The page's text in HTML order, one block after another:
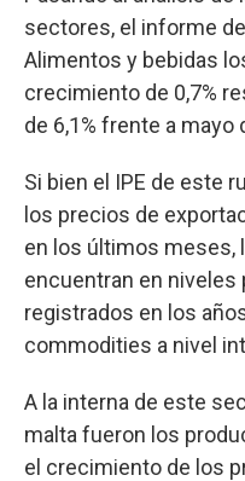
sectores, el informe
Alimentos y bebidas
crecimiento de 0,7%
de 6,1% frente a mayo
Si bien el IPE de este
los precios de
en los últimos meses,
encuentran en niveles
registrados en los
commodities a nivel
A la interna de este
malta fueron los
el crecimiento de los